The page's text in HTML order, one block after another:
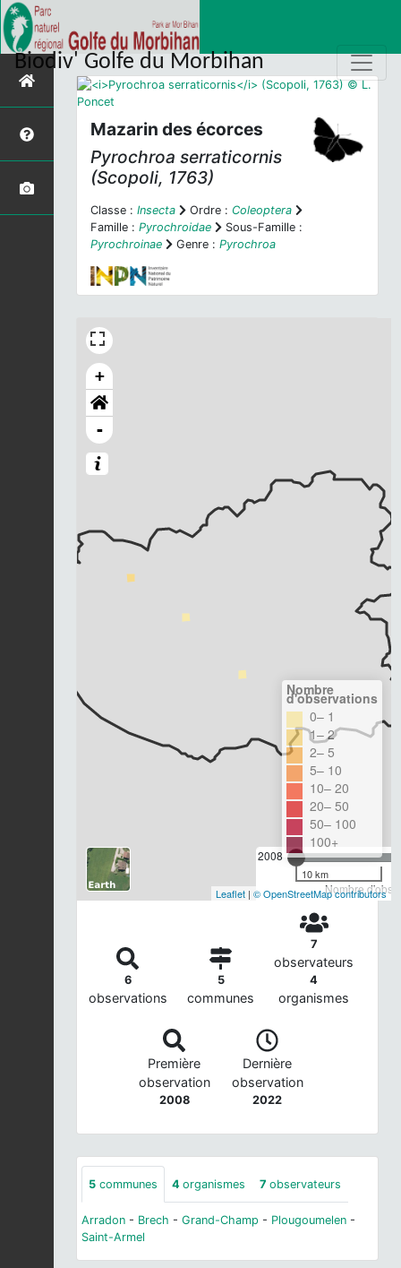
Biodiv' Golfe du Morbihan
Mazarin des écorces
Pyrochroa serraticornis
(Scopoli, 1763)
Classe : Insecta Ordre : Coleoptera
Famille : Pyrochroidae
Sous-Famille :
Pyrochroinae
Genre : Pyrochroa
+
-
2008
Nombre
Nombre
d'observations
0– 1
1– 2
2– 5
5– 10
10– 20
20– 50
50– 100
100+
10 km
Leaflet | © OpenStreetMap contributors
6
observations
5
communes
7
observateurs
4
organismes
Première
observation
2008
Dernière
observation
2022
5 communes 4 organismes 7 observateurs
Arradon - Brech - Grand-Champ - Plougoumelen -
Saint-Armel